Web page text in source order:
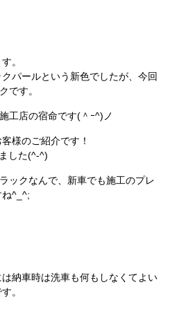
。
パールという新色でしたが、今回
です。
工店の宿命です(＾ｰ^)ノ
様のご紹介です！
した(^-^)
ックなんで、新車でも施工のプレ
ね^_^;
納車時は洗車も何もしなくてよい
。